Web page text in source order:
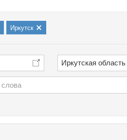
Иркутск
Иркутская область